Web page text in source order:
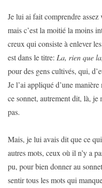
Je lui ai fait comprendre
mais c’est la moitié la moins
creux qui consiste à enlever
est dans le titre: La, rien que
pour des gens cultivés, qui,
Je l’ai appliqué d’une
ce sonnet, autrement dit, là, je
pas.
Mais, je lui avais dit que ce
autres mots, ceux où il n’y a
pu, pour bien donner au
sentir tous les mots qui